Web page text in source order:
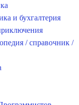
и бухгалтерия
/ справочник /